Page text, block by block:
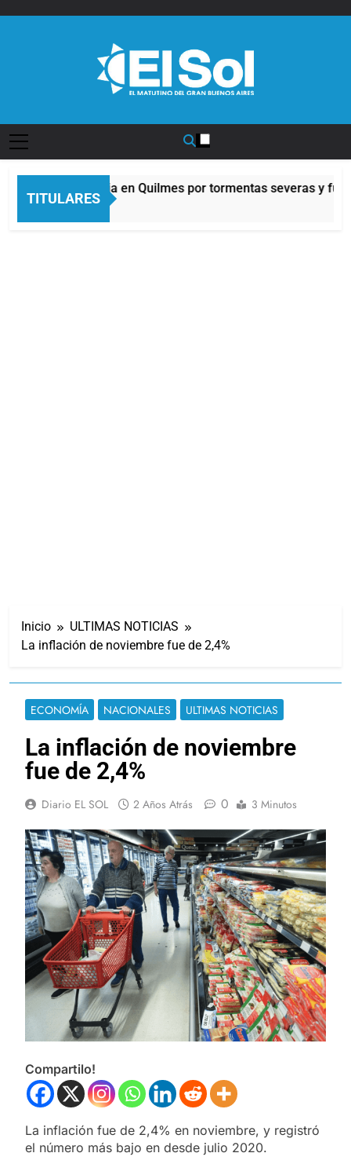
TITULARES
Alerta naranja en Quilmes por tormentas severas y
2 Horas Atrás
Inicio
ULTIMAS NOTICIAS
La inflación de noviembre fue de 2,4%
ECONOMÍA NACIONALES ULTIMAS NOTICIAS
La inflación de noviembre
fue de 2,4%
Diario EL SOL 2 Años Atrás 0 3 Minutos
Compartilo!
La inflación fue de 2,4% en noviembre, y registró
el número más bajo en desde julio 2020.